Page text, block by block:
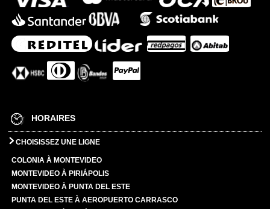
HORAIRES
CHOISISSEZ UNE LIGNE
COLONIA À MONTEVIDEO
MONTEVIDEO À PIRIÁPOLIS
MONTEVIDEO À PUNTA DEL ESTE
PUNTA DEL ESTE À AEROPUERTO CARRASCO